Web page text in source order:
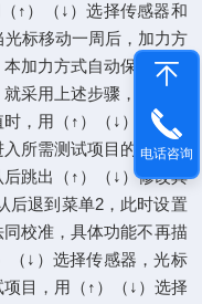
↑）（↓）选择传感器和
标移动一周后，加力方
加力方式自动保存不设
采用上述步骤，按复位
，用（↑）（↓）选择传
所需测试项目的设置，
跳出（↑）（↓）修改其
退到菜单2，此时设置
校准，具体功能不再描
（↓）选择传感器，光标
目，用（↑）（↓）选择
电话咨询